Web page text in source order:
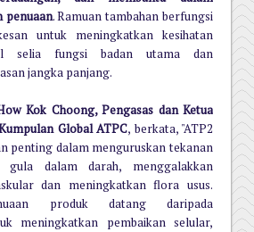
penuaan. Ramuan tambahan berfungsi
untuk meningkatkan kesihatan
selia fungsi badan utama dan
jangka panjang.
Kok Choong, Pengasas dan Ketua
Global ATPC, berkata, "ATP2
penting dalam menguruskan tekanan
dalam darah, menggalakkan
dan meningkatkan flora usus.
produk datang daripada
meningkatkan pembaikan selular,